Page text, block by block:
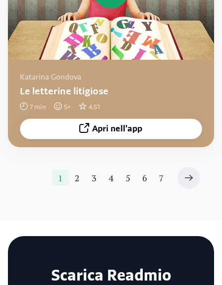
Katarina Gondova
Le letterine litigiose
7min 5+ 4.51
Apri nell'app
1 2 3 4 5 6 7
Scarica Readmio